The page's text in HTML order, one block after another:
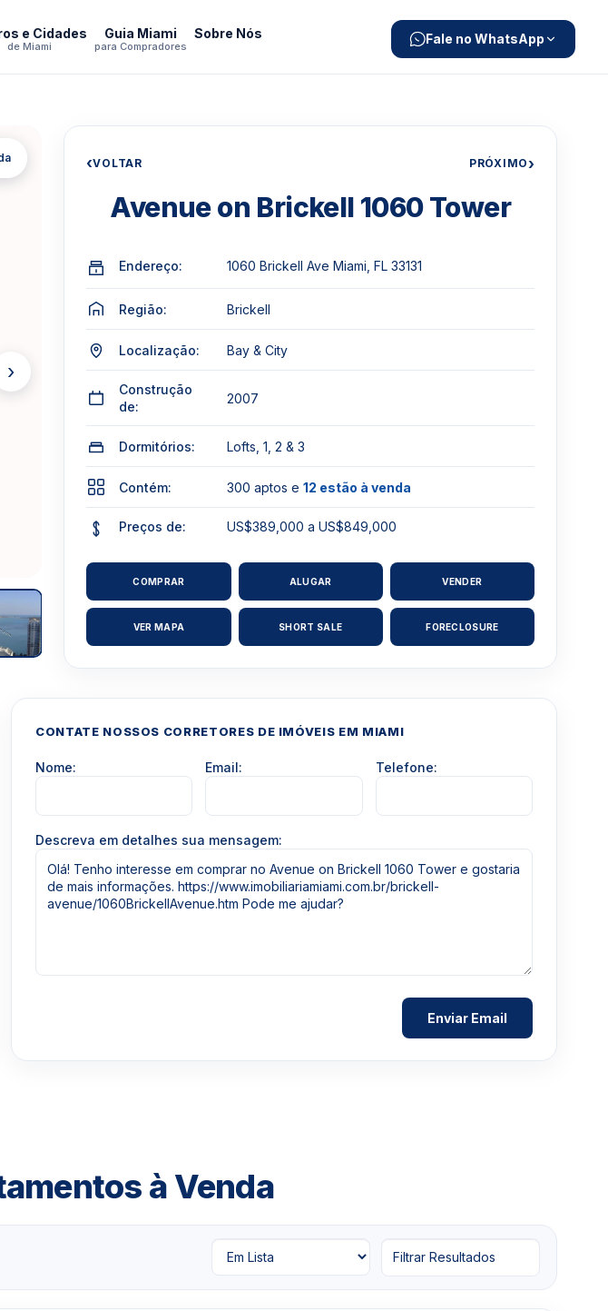
e Cidades
de Miami
Guia Miami
para Compradores
Sobre Nós Fale no WhatsApp
›
‹VOLTAR PRÓXIMO›
Avenue on Brickell 1060 Tower
Endereço: 1060 Brickell Ave Miami, FL 33131
Região: Brickell
Localização: Bay & City
Construção
de:
2007
Dormitórios: Lofts, 1, 2 & 3
Contém: 300 aptos e12 estão à venda
Preços de: US$389,000 a US$849,000
COMPRAR ALUGAR VENDER
VER MAPA SHORT SALE FORECLOSURE
CONTATE NOSSOS CORRETORES DE IMÓVEIS EM MIAMI
Nome: Email: Telefone:
Descreva em detalhes sua mensagem:
à Venda
Filtrar Resultados